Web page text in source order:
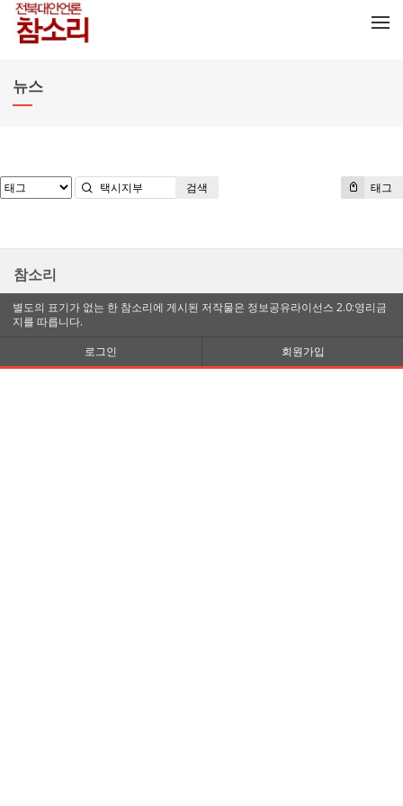
뉴스
태그
검색
참소리
별도의 표기가 없는 한 참소리에 게시된 저작물은 정보공유라이선스 2.0:영리금
지를 따릅니다.
로그인
회원가입